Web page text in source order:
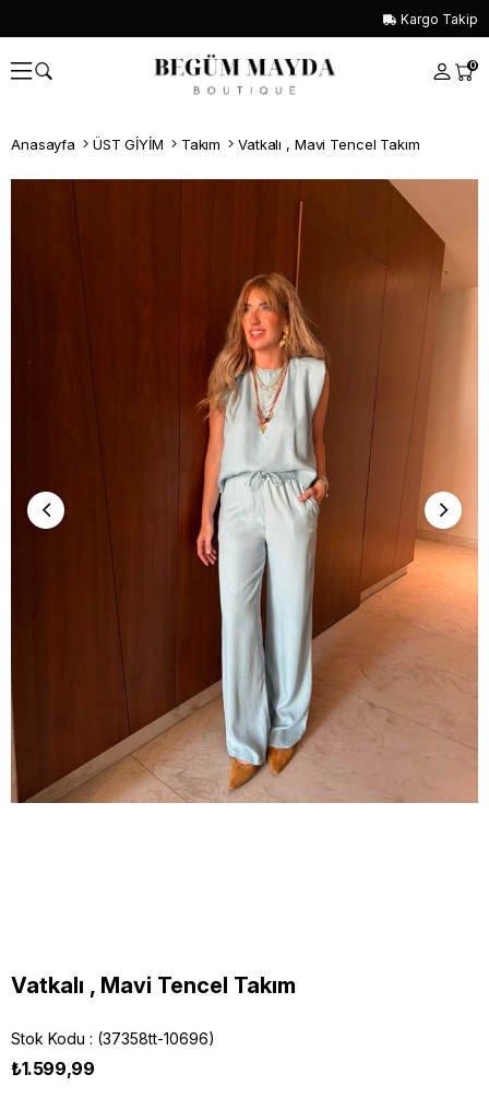
Kargo Takip
0
Anasayfa ÜST GİYİM Takım Vatkalı , Mavi Tencel Takım
Vatkalı , Mavi Tencel Takım
Stok Kodu (37358tt-10696)
₺1.599,99